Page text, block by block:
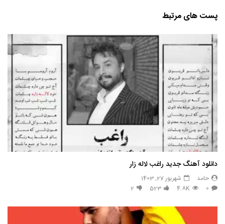
پست های مرتبط
دانلود آهنگ جدید راغب لاله زار
حامد
شهریور 27, 1403
0
4.8K
523
2